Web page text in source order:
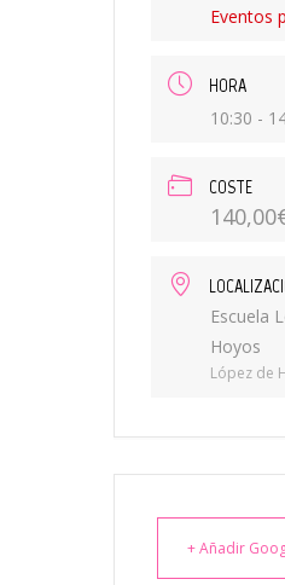
Eventos
HORA
10:30 -
COSTE
Escuela
Hoyos
López de
+ Añadir